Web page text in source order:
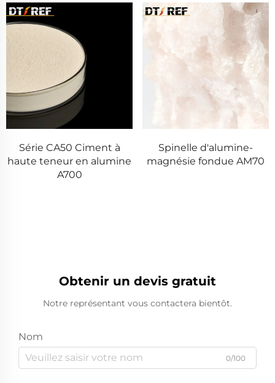
Série CA50 Ciment à
haute teneur en alumine
A700
Spinelle d'alumine-
magnésie fondue AM70
Obtenir un devis gratuit
Notre représentant vous contactera bientôt.
Nom
0/100